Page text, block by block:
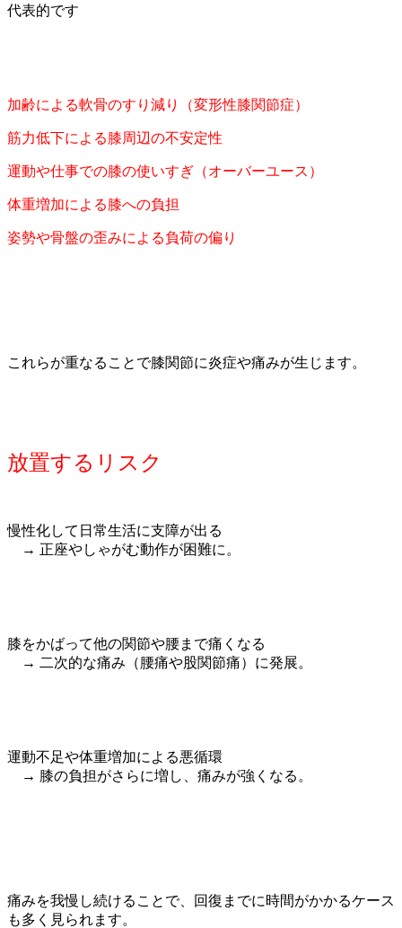
代表的です
加齢による軟骨のすり減り（変形性膝関節症）
筋力低下による膝周辺の不安定性
運動や仕事での膝の使いすぎ（オーバーユース）
体重増加による膝への負担
姿勢や骨盤の歪みによる負荷の偏り
これらが重なることで膝関節に炎症や痛みが生じます。
放置するリスク
慢性化して日常生活に支障が出る
→ 正座やしゃがむ動作が困難に。
膝をかばって他の関節や腰まで痛くなる
→ 二次的な痛み（腰痛や股関節痛）に発展。
運動不足や体重増加による悪循環
→ 膝の負担がさらに増し、痛みが強くなる。
痛みを我慢し続けることで、回復までに時間がかかるケース
も多く見られます。